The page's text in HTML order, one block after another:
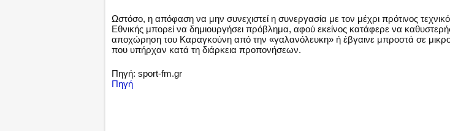
Ωστόσο, η απόφαση να μην συνεχιστεί η συνεργασία με τον μέχρι πρότινος
Εθνικής μπορεί να δημιουργήσει πρόβλημα, αφού εκείνος κατάφερε να
αποχώρηση του Καραγκούνη από την «γαλανόλευκη» ή έβγαινε μπροστά σε
που υπήρχαν κατά τη διάρκεια προπονήσεων.
Πηγή: sport-fm.gr
Πηγή